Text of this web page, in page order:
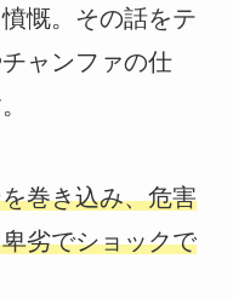
慨。その話をテ
ャンファの仕
巻き込み、危害
劣でショックで